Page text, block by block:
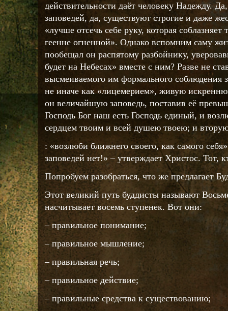
действительности даёт человеку Надежду.
заповедей, да, существуют строгие и даже
«лучше отсечь себе руку, которая
геенне огненной». Однако вспомним саму
пообещал он распятому разбойнику,
будет на Небесах» вместе с ним? Разве не
высмеиваемого им формального соблюдения
не иначе как «лицемерием», живую
он величайшую заповедь, поставив её
Господь Бог наш есть Господь единый, и
сердцем твоим и всей душею твоею; и
: «возлюби ближнего своего, как самого
заповедей нет!» – утверждает Христос. Тот,
Попробуем разобраться, что же предлагает
Этот великий путь буддисты называют
насчитывает восемь ступенек. Вот они:
– правильное понимание;
– правильное мышление;
– правильная речь;
– правильное действие;
– правильные средства к существованию;